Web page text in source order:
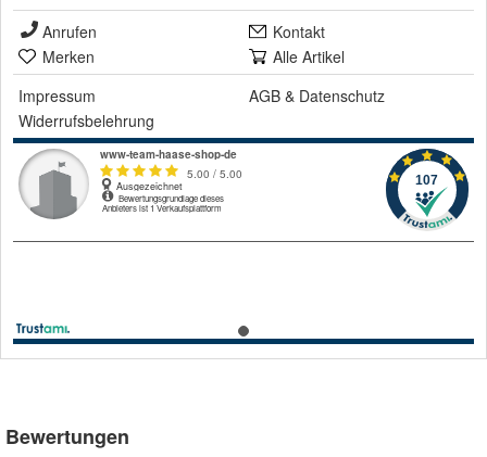
Anrufen
Kontakt
Merken
Alle Artikel
Impressum
AGB & Datenschutz
Widerrufsbelehrung
Bewertungen